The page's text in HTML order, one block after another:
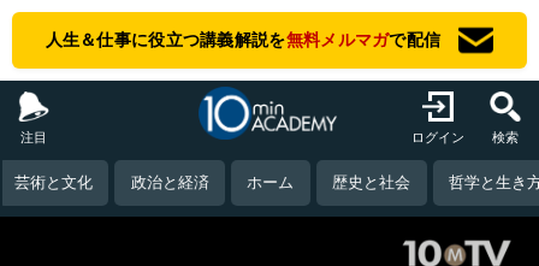
人生＆仕事に役立つ講義解説を無料メルマガで配信
注目 ログイン 検索
芸術と文化 政治と経済 ホーム 歴史と社会 哲学と生き